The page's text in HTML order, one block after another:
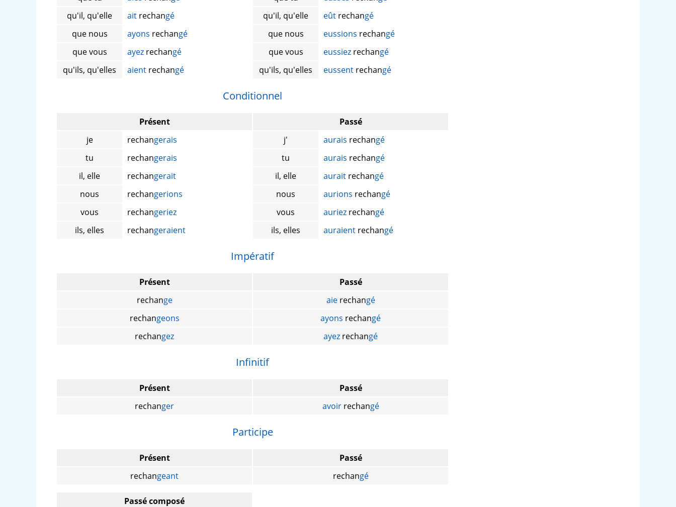
qu'il, qu'elle
ait rechangé
que nous
ayons rechangé
que vous
ayez rechangé
qu'ils, qu'elles
aient rechangé
qu'il, qu'elle
eût rechangé
que nous
eussions rechangé
que vous
eussiez rechangé
qu'ils, qu'elles
eussent rechangé
Conditionnel
Présent
je
rechangerais
tu
rechangerais
il, elle
rechangerait
nous
rechangerions
vous
rechangeriez
ils, elles
rechangeraient
Passé
j'
aurais rechangé
tu
aurais rechangé
il, elle
aurait rechangé
nous
aurions rechangé
vous
auriez rechangé
ils, elles
auraient rechangé
Impératif
Présent
rechange
rechangeons
rechangez
Passé
aierechangé
ayons rechangé
ayez rechangé
Infinitif
Présent
rechanger
Passé
avoirrechangé
Participe
Présent
rechangeant
Passé
rechangé
Passé composé